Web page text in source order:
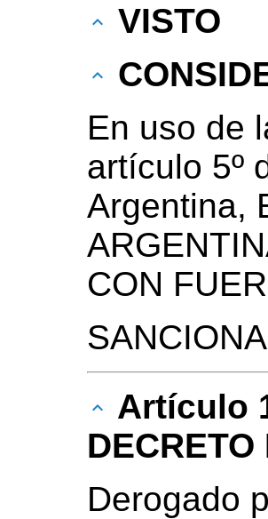
VISTO
En uso de
artículo 5º
Argentina,
CON
Artículo
DECRETO
Derogado